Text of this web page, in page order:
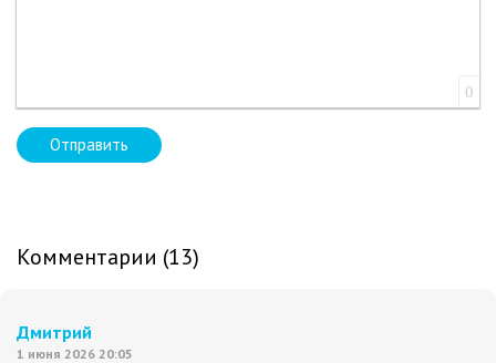
0
Отправить
Комментарии (13)
Дмитрий
1 июня 2026 20:05